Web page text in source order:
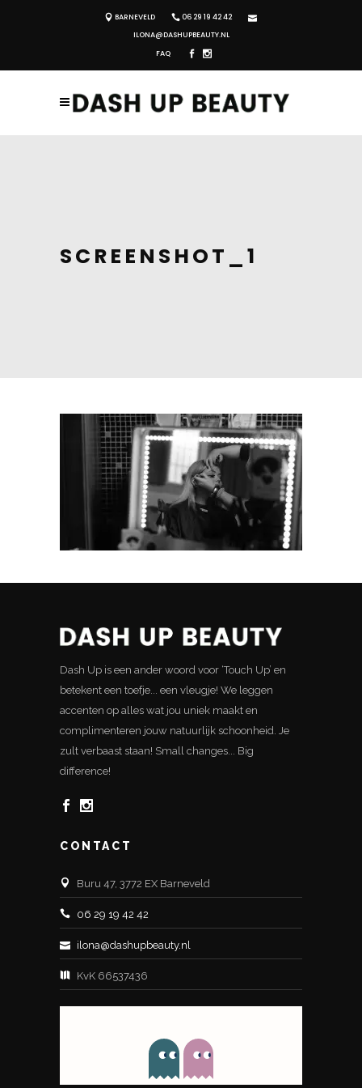
BARNEVELD
06 29 19 42 42
ILONA@DASHUPBEAUTY.NL
FAQ
SCREENSHOT_1
Dash Up is een ander woord voor ‘Touch Up’ en
betekent een toefje... een vleugje! We leggen
accenten op alles wat jou uniek maakt en
complimenteren jouw natuurlijk schoonheid. Je
zult verbaast staan! Small changes... Big
difference!
CONTACT
Buru 47, 3772 EX Barneveld
06 29 19 42 42
ilona@dashupbeauty.nl
KvK 66537436